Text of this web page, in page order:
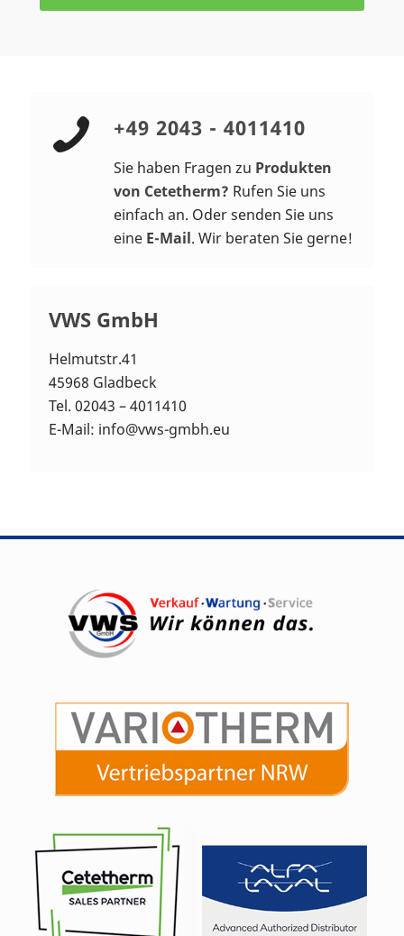
+49 2043 - 4011410
Sie haben Fragen zu Produkten
von Cetetherm? Rufen Sie uns
einfach an. Oder senden Sie uns
eine E-Mail. Wir beraten Sie gerne!
VWS GmbH
Helmutstr.41
45968 Gladbeck
Tel. 02043 – 4011410
E-Mail: info@vws-gmbh.eu